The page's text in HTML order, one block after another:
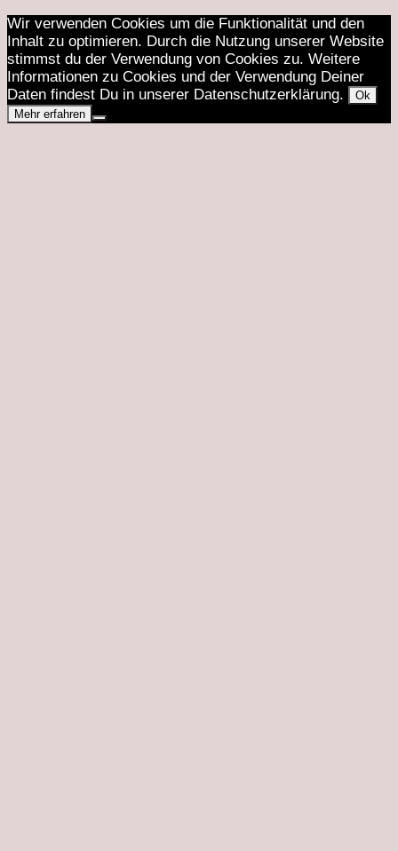
Wir verwenden Cookies um die Funktionalität und den
Inhalt zu optimieren. Durch die Nutzung unserer Website
stimmst du der Verwendung von Cookies zu. Weitere
Informationen zu Cookies und der Verwendung Deiner
Daten findest Du in unserer Datenschutzerklärung.
Ok
Mehr erfahren